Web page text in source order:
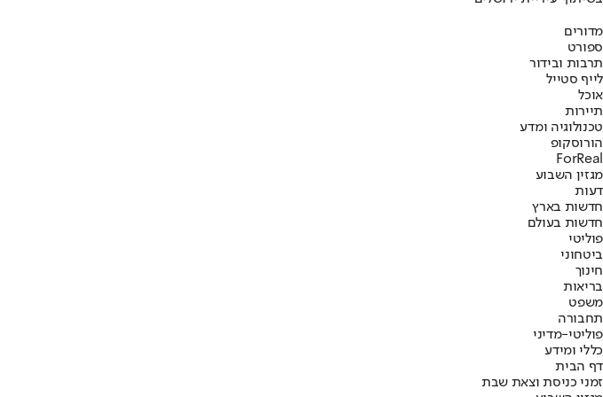
מדורים
ספורט
תרבות ובידור
לייף סטייל
אוכל
תיירות
טכנולוגיה ומדע
הורוסקופ
ForReal
מגזין השבוע
דעות
חדשות בארץ
חדשות בעולם
פוליטי
ביטחוני
חינוך
בריאות
משפט
תחבורה
פוליטי-מדיני
כללי ומידע
דף הבית
זמני כניסת וצאת שבת